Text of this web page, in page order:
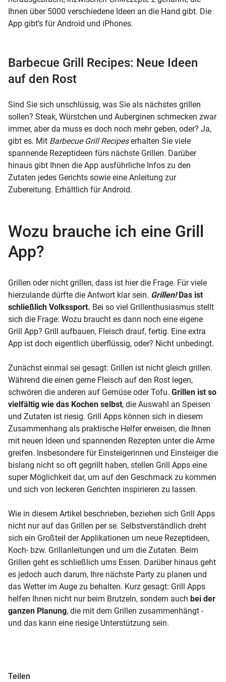
Ihnen über 5000 verschiedene Ideen an die Hand gibt. Die
App gibt’s für Android und iPhones.
Barbecue Grill Recipes: Neue Ideen
auf den Rost
Sind Sie sich unschlüssig, was Sie als nächstes grillen
sollen? Steak, Würstchen und Auberginen schmecken zwar
immer, aber da muss es doch noch mehr geben, oder? Ja,
gibt es. Mit Barbecue Grill Recipeserhalten Sie viele
spannende Rezeptideen fürs nächste Grillen. Darüber
hinaus gibt Ihnen die App ausführliche Infos zu den
Zutaten jedes Gerichts sowie eine Anleitung zur
Zubereitung. Erhältlich für Android.
Wozu brauche ich eine Grill
App?
Grillen oder nicht grillen, dass ist hier die Frage. Für viele
hierzulande dürfte die Antwort klar sein. Grillen! Das ist
schließlich Volkssport. Bei so viel Grillenthusiasmus stellt
sich die Frage: Wozu braucht es dann noch eine eigene
Grill App? Grill aufbauen, Fleisch drauf, fertig. Eine extra
App ist doch eigentlich überflüssig, oder? Nicht unbedingt.
Zunächst einmal sei gesagt: Grillen ist nicht gleich grillen.
Während die einen gerne Fleisch auf den Rost legen,
schwören die anderen auf Gemüse oder Tofu. Grillen ist so
vielfältig wie das Kochen selbst, die Auswahl an Speisen
und Zutaten ist riesig. Grill Apps können sich in diesem
Zusammenhang als praktische Helfer erweisen, die Ihnen
mit neuen Ideen und spannenden Rezepten unter die Arme
greifen. Insbesondere für Einsteigerinnen und Einsteiger die
bislang nicht so oft gegrillt haben, stellen Grill Apps eine
super Möglichkeit dar, um auf den Geschmack zu kommen
und sich von leckeren Gerichten inspirieren zu lassen.
Wie in diesem Artikel beschrieben, beziehen sich Grill Apps
nicht nur auf das Grillen per se. Selbstverständlich dreht
sich ein Großteil der Applikationen um neue Rezeptideen,
Koch- bzw. Grillanleitungen und um die Zutaten. Beim
Grillen geht es schließlich ums Essen. Darüber hinaus geht
es jedoch auch darum, Ihre nächste Party zu planen und
das Wetter im Auge zu behalten. Kurz gesagt: Grill Apps
helfen Ihnen nicht nur beim Brutzeln, sondern auch bei der
ganzen Planung, die mit dem Grillen zusammenhängt -
und das kann eine riesige Unterstützung sein.
Teilen